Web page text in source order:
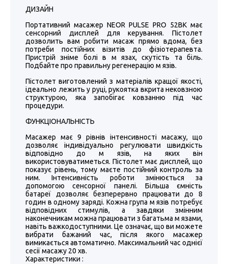
ДИЗАЙН
Портативний масажер NEOR PULSE PRO 52BK має
сенсорний дисплей для керування. Пістолет
дозволить вам робити масаж прямо вдома, без
потреби постійних візитів до фізіотерапевта.
Пристрій зніме болі в м язах, скутість та біль.
Подбайте про правильну регенерацію м язів.
Пістолет виготовлений з матеріалів кращої якості,
ідеально лежить у руці, рукоятка вкрита нековзною
структурою, яка запобігає ковзанню під час
процедури.
ФУНКЦІОНАЛЬНІСТЬ
Масажер має 9 рівнів інтенсивності масажу, що
дозволяє індивідуально регулювати швидкість
відповідно до м язів, на яких він
використовуватиметься. Пістолет має дисплей, що
показує рівень, тому маєте постійний контроль за
ним. Інтенсивність роботи змінюється за
допомогою сенсорної панелі. Більша ємність
батареї дозволяє безперервно працювати до 8
годин в одному заряді. Кожна група м язів потребує
відповідних стимулів, а завдяки змінним
наконечникам можна працювати з багатьма м язами,
навіть важкодоступними. Це означає, що ви можете
вибрати бажаний час, після якого масажер
вимикається автоматично. Максимальний час однієї
сесії масажу 20 хв.
Характеристики :